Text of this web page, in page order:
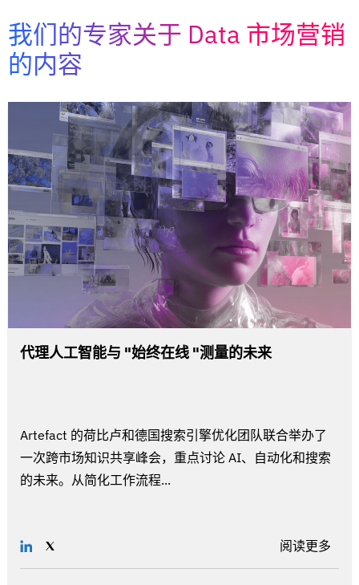
我们的专家关于 Data 市场营销
的内容
代理人工智能与 "始终在线 "测量的未来
Artefact 的荷比卢和德国搜索引擎优化团队联合举办了
一次跨市场知识共享峰会，重点讨论 AI、自动化和搜索
的未来。从简化工作流程...
阅读更多